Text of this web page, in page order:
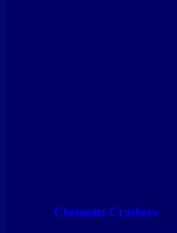
Chemnitz Crashers